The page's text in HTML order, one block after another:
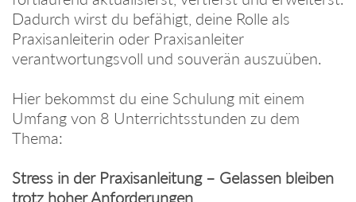
Dadurch wirst du befähigt, deine Rolle als
Praxisanleiterin oder Praxisanleiter
verantwortungsvoll und souverän auszuüben.
Hier bekommst du eine Schulung mit einem
Umfang von 8 Unterrichtsstunden zu dem
Thema:
Stress in der Praxisanleitung – Gelassen bleiben
trotz hoher Anforderungen